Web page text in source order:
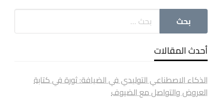
أحدث المقالات
الذكاء الاصطناعي التوليدي في الضيافة: ثورة في كتابة
العروض والتواصل مع الضيوف